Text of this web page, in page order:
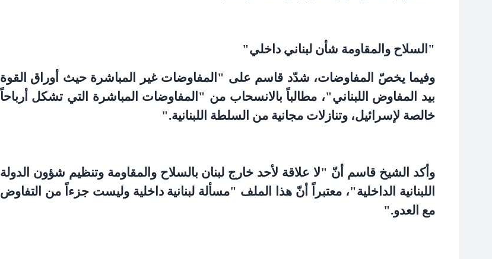
" السلاح والمقاومة شأن لبناني داخلي"
وفيما يخصّ المفاوضات، شدّد قاسم على "المفاوضات غير المباشرة حيث أوراق القوة
بيد المفاوض اللبناني"، مطالباً بالانسحاب من "المفاوضات المباشرة التي تشكل أرباحاً
خالصة لإسرائيل، وتنازلات مجانية من السلطة اللبنانية".
وأكد الشيخ قاسم أنّ "لا علاقة لأحد خارج لبنان بالسلاح والمقاومة وتنظيم شؤون الدولة
اللبنانية الداخلية"، معتبراً أنّ هذا الملف "مسألة لبنانية داخلية وليست جزءاً من التفاوض
مع العدو".